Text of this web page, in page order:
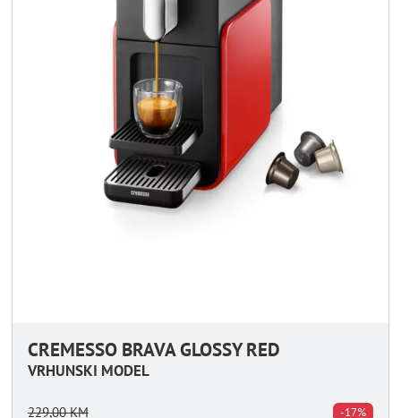
CREMESSO BRAVA GLOSSY RED
VRHUNSKI MODEL
229,00KM -17%